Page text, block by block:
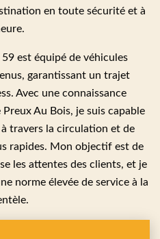
en toute sécurité et à
59 est équipé de véhicules
garantissant un trajet
Avec une connaissance
Au Bois, je suis capable
travers la circulation et de
rapides. Mon objectif est de
les attentes des clients, et je
norme élevée de service à la